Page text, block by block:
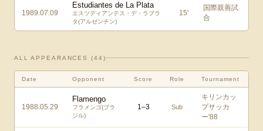
1989.07.09
Estudiantes de La Plata
エスツディアンテス・デ・ラプラ
タ(アルゼンチン)
15'
国際親善試
合
ALL APPEARANCES (44 )
Date Opponent Score Role Tournament
1988.05.29
Flamengo
フラメンゴ(ブラ
ジル)
1–3 Sub
キリンカッ
プサッカ
ー'88